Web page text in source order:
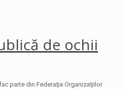
de ochii
parte din Federaţia Organizaţiilor